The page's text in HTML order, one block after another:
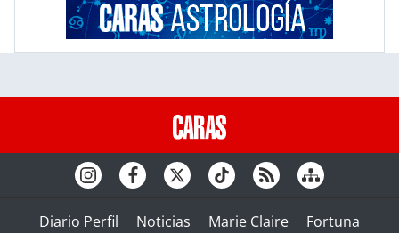
Diario Perfil Noticias Marie Claire
Fortuna